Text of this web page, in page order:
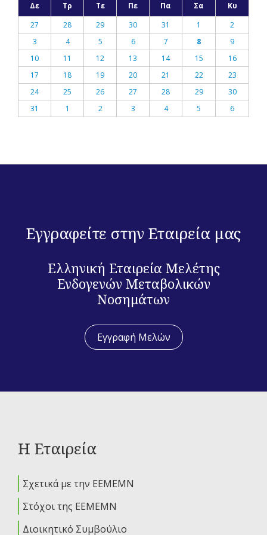
Δε Τρ Τε Πε Πα Σα
Κυ
27
28 29 30 31 1
2
3
4 5 6 7 8
9
10
11 12 13 14 15
16
17
18 19 20 21 22
23
24
25 26 27 28 29
30
31
1 2 3 4 5 6
Εγγραφείτε στην Εταιρεία μας
Ελληνική Εταιρεία Μελέτης
Ενδογενών Μεταβολικών
Νοσημάτων
Εγγραφή Μελών
Η Εταιρεία
Σχετικά με την ΕΕΜΕΜΝ
Στόχοι της ΕΕΜΕΜΝ
Διοικητικό Συμβούλιο